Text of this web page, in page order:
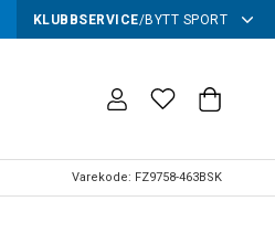
KLUBBSERVICE/BYTT SPORT
Varekode: FZ9758-463BSK